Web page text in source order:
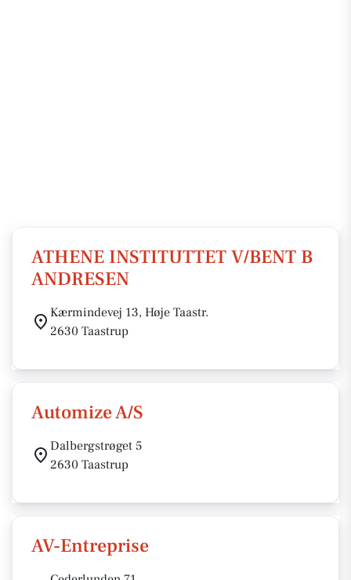
ATHENE INSTITUTTET V/BENT B
ANDRESEN
Kærmindevej 13, Høje Taastr.
2630 Taastrup
Automize A/S
Dalbergstrøget 5
2630 Taastrup
AV-Entreprise